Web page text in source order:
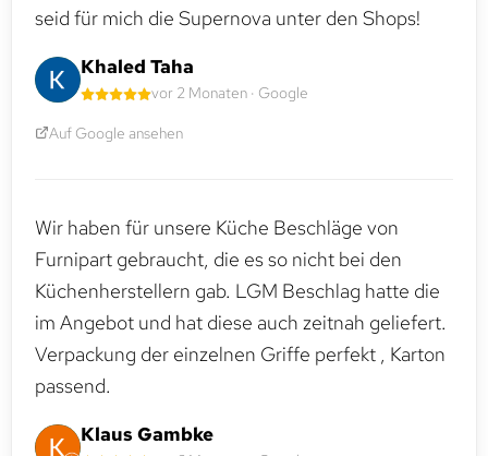
seid für mich die Supernova unter den Shops!
Khaled Taha
vor 2 Monaten · Google
Auf Google ansehen
Wir haben für unsere Küche Beschläge von
Furnipart gebraucht, die es so nicht bei den
Küchenherstellern gab. LGM Beschlag hatte die
im Angebot und hat diese auch zeitnah geliefert.
Verpackung der einzelnen Griffe perfekt , Karton
passend.
Klaus Gambke